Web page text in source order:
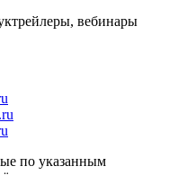
вебинары
по указанным